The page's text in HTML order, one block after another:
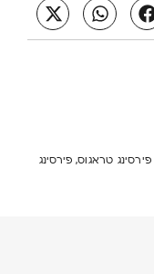
פירסינג טראגוס, פירסינג